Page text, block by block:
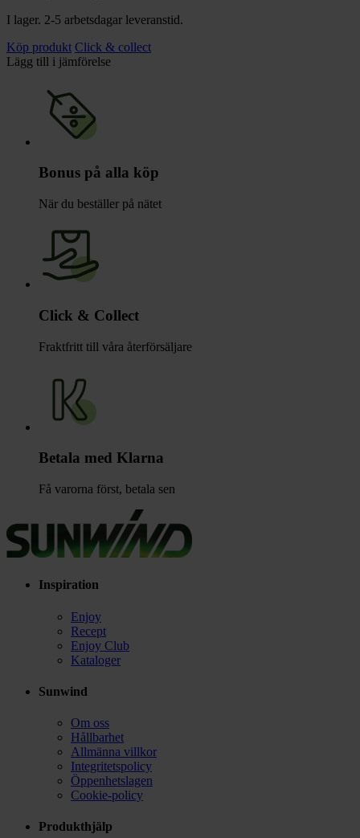
I lager. 2-5 arbetsdagar leveranstid.
Köp produkt Click & collect
Lägg till i jämförelse
Bonus på alla köp
När du beställer på nätet
Click & Collect
Fraktfritt till våra återförsäljare
Betala med Klarna
Få varorna först, betala sen
Inspiration
Enjoy
Recept
Enjoy Club
Kataloger
Sunwind
Om oss
Hållbarhet
Allmänna villkor
Integritetspolicy
Öppenhetslagen
Cookie-policy
Produkthjälp